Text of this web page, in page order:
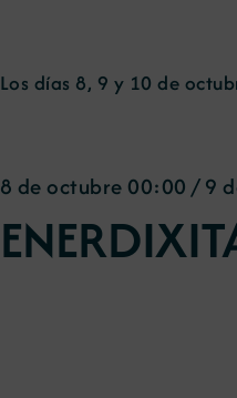
Los días 8, 9 y 10 de
8 de octubre 00:00 /9